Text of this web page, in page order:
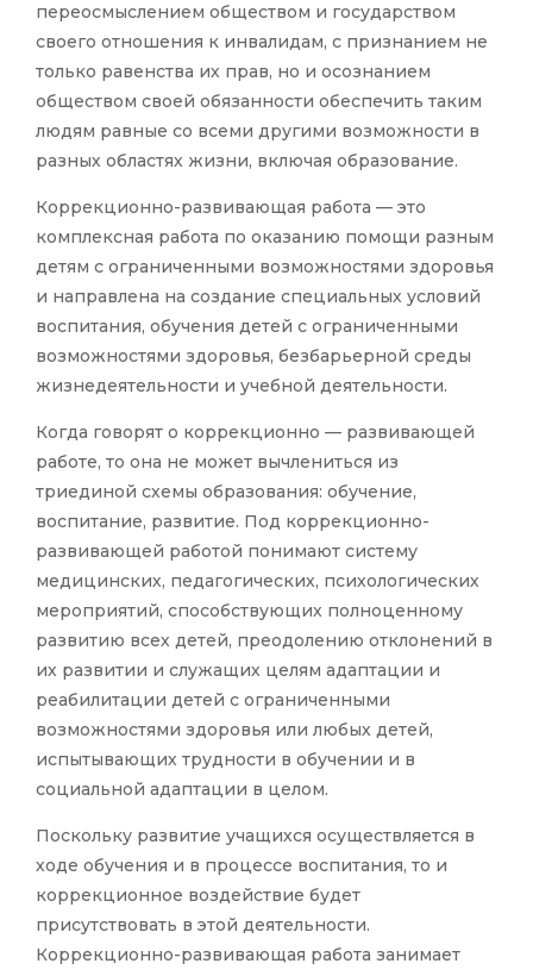
переосмыслением обществом и государством
своего отношения к инвалидам, с признанием не
только равенства их прав, но и осознанием
обществом своей обязанности обеспечить таким
людям равные со всеми другими возможности в
разных областях жизни, включая образование.
Коррекционно-развивающая работа — это
комплексная работа по оказанию помощи разным
детям с ограниченными возможностями здоровья
и направлена на создание специальных условий
воспитания, обучения детей с ограниченными
возможностями здоровья, безбарьерной среды
жизнедеятельности и учебной деятельности.
Когда говорят о коррекционно — развивающей
работе, то она не может вычлениться из
триединой схемы образования: обучение,
воспитание, развитие. Под коррекционно-
развивающей работой понимают систему
медицинских, педагогических, психологических
мероприятий, способствующих полноценному
развитию всех детей, преодолению отклонений в
их развитии и служащих целям адаптации и
реабилитации детей с ограниченными
возможностями здоровья или любых детей,
испытывающих трудности в обучении и в
социальной адаптации в целом.
Поскольку развитие учащихся осуществляется в
ходе обучения и в процессе воспитания, то и
коррекционное воздействие будет
присутствовать в этой деятельности.
Коррекционно-развивающая работа занимает